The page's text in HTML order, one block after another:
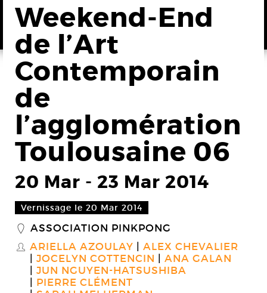
Weekend-End
de l’Art
Contemporain
de
l’agglomération
Toulousaine 06
20 Mar - 23 Mar 2014
Vernissage le 20 Mar 2014
_ ASSOCIATION PINKPONG
S ARIELLA AZOULAY
ALEX CHEVALIER
JOCELYN COTTENCIN
ANA GALAN
JUN NGUYEN-HATSUSHIBA
PIERRE CLÉMENT